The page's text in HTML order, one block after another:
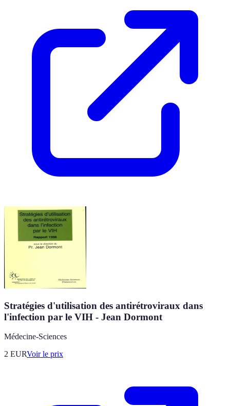
Stratégies d'utilisation des antirétroviraux dans
l'infection par le VIH - Jean Dormont
Médecine-Sciences
2 EURVoir le prix